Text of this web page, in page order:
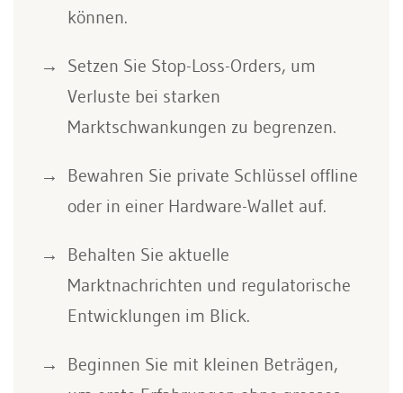
können.
Setzen Sie Stop-Loss-Orders, um
Verluste bei starken
Marktschwankungen zu begrenzen.
Bewahren Sie private Schlüssel offline
oder in einer Hardware-Wallet auf.
Behalten Sie aktuelle
Marktnachrichten und regulatorische
Entwicklungen im Blick.
Beginnen Sie mit kleinen Beträgen,